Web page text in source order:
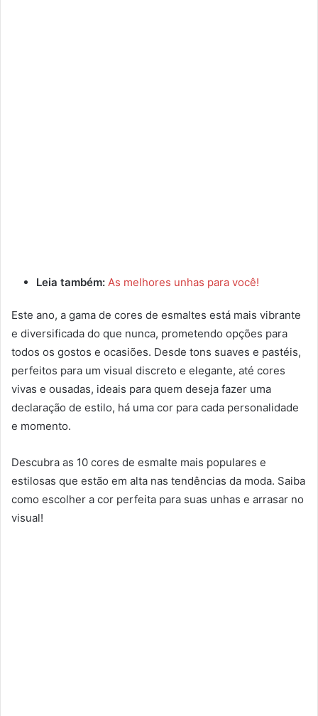
Leia também: As melhores unhas para você!
Este ano, a gama de cores de esmaltes está mais vibrante
e diversificada do que nunca, prometendo opções para
todos os gostos e ocasiões. Desde tons suaves e pastéis,
perfeitos para um visual discreto e elegante, até cores
vivas e ousadas, ideais para quem deseja fazer uma
declaração de estilo, há uma cor para cada personalidade
e momento.
Descubra as 10 cores de esmalte mais populares e
estilosas que estão em alta nas tendências da moda. Saiba
como escolher a cor perfeita para suas unhas e arrasar no
visual!